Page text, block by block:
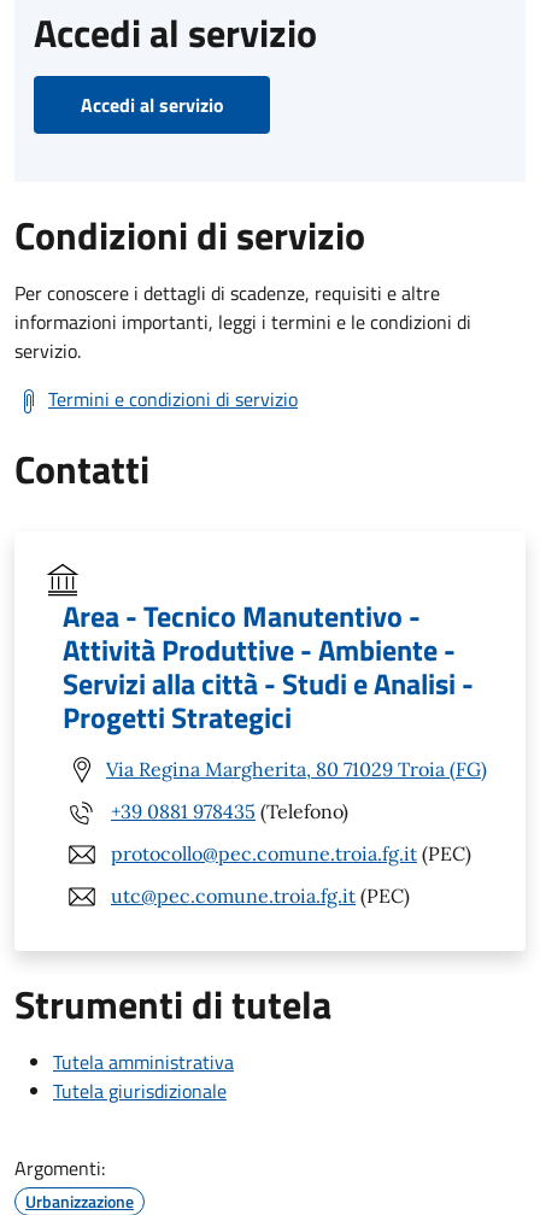
Accedi al servizio
Accedi al servizio
Condizioni di servizio
Per conoscere i dettagli di scadenze, requisiti e altre
informazioni importanti, leggi i termini e le condizioni di
servizio.
Termini e condizioni di servizio
Contatti
Area - Tecnico Manutentivo -
Attività Produttive - Ambiente -
Servizi alla città - Studi e Analisi -
Progetti Strategici
Via Regina Margherita, 80 71029 Troia (FG)
+39 0881 978435 (Telefono)
protocollo@pec.comune.troia.fg.it (PEC)
utc@pec.comune.troia.fg.it (PEC)
Strumenti di tutela
Tutela amministrativa
Tutela giurisdizionale
Argomenti:
Urbanizzazione